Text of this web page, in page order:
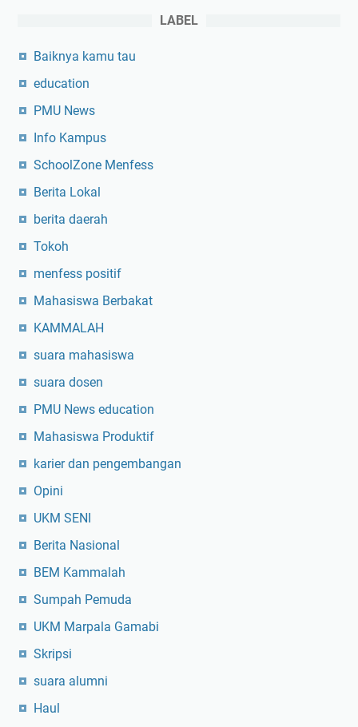
u
a
r
f
a
k
l
K
t
a
LABEL
Baiknya kamu tau
education
PMU News
Info Kampus
SchoolZone Menfess
Berita Lokal
berita daerah
Tokoh
menfess positif
Mahasiswa Berbakat
KAMMALAH
suara mahasiswa
suara dosen
PMU News education
Mahasiswa Produktif
karier dan pengembangan
Opini
UKM SENI
Berita Nasional
BEM Kammalah
Sumpah Pemuda
UKM Marpala Gamabi
Skripsi
suara alumni
Haul